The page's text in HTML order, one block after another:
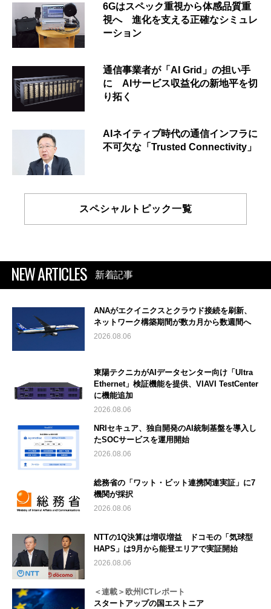
6Gはスペック重視から体感品質重
視へ 進化を支える正確なシミュレ
ーション
通信事業者が「AI Grid」の担い手
に AIサービス収益化の新地平を切
り拓く
AIネイティブ時代の通信インフラに
不可欠な「Trusted Connectivity」
スペシャルトピック一覧
NEW ARTICLES 新着記事
ANAがエクイニクスとクラウド接続を刷新、
ネットワーク構築期間が数カ月から数週間へ
2026.08.06
東陽テクニカがAIデータセンター向け「Ultra
Ethernet」検証機能を提供、VIAVI TestCenter
に機能追加
2026.08.06
NRIセキュア、独自開発のAI統制基盤を導入し
たSOCサービスを運用開始
2026.08.06
総務省の「ワット・ビット連携関連実証」に7
機関が採択
2026.08.06
NTTの1Q決算は増収増益 ドコモの「気球型
HAPS」は9月から能登エリアで実証開始
2026.08.06
＜連載＞欧州ICTレポート
スタートアップの国エストニア